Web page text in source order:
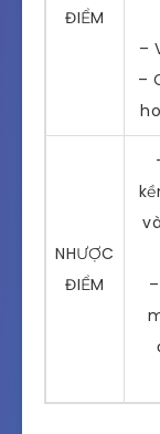
ĐIỂM
–
–
NHƯỢC
ĐIỂM